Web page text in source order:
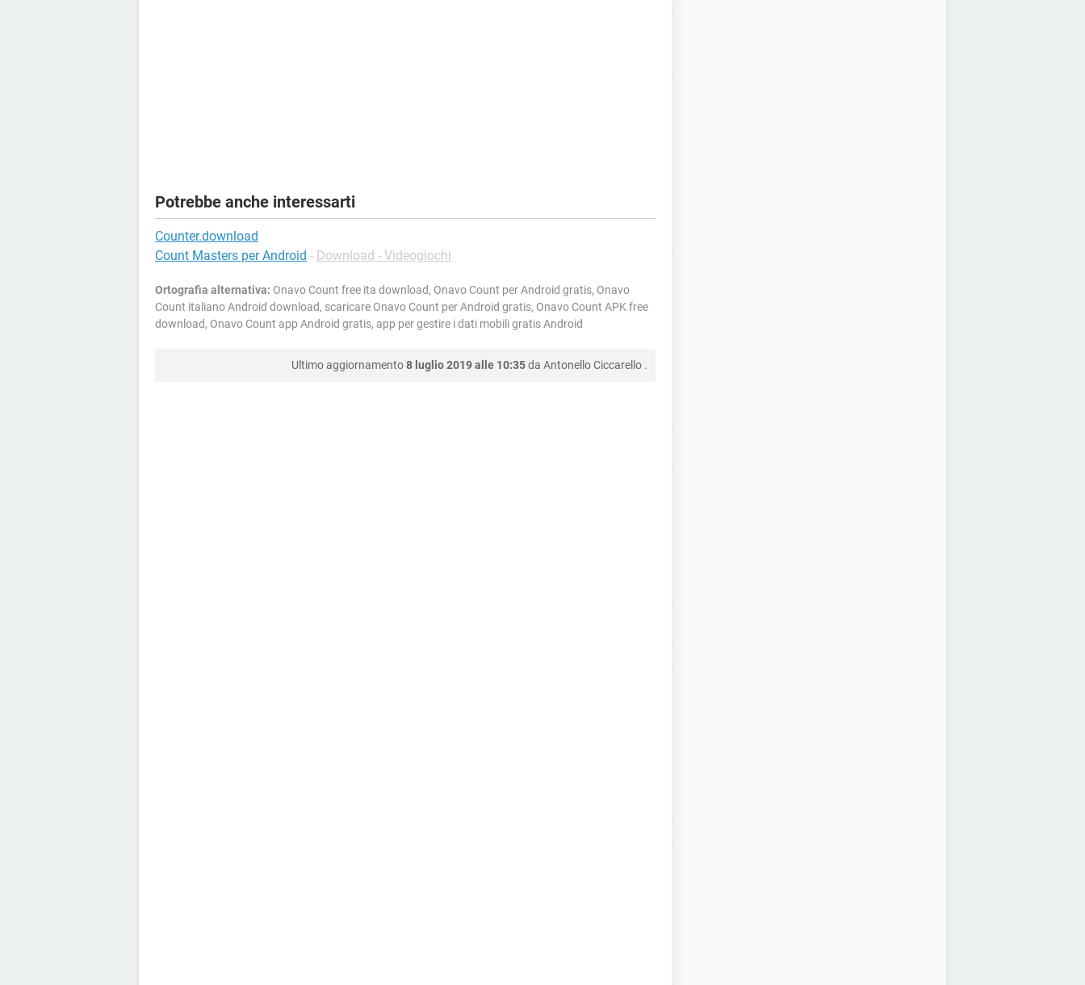
Potrebbe anche interessarti
Counter.download
Count Masters per Android - Download - Videogiochi
Ortografia alternativa: Onavo Count free ita download, Onavo Count per Android gratis, Onavo
Count italiano Android download, scaricare Onavo Count per Android gratis, Onavo Count APK free
download, Onavo Count app Android gratis, app per gestire i dati mobili gratis Android
Ultimo aggiornamento8 luglio 2019 alle 10:35da Antonello Ciccarello .